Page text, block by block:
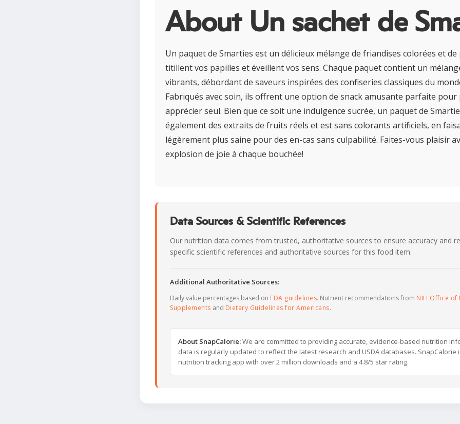
About Un sachet de
Un paquet de Smarties est un délicieux mélange de friandises colorées et
titillent vos papilles et éveillent vos sens. Chaque paquet contient un
vibrants, débordant de saveurs inspirées des confiseries classiques du
Fabriqués avec soin, ils offrent une option de snack amusante parfaite
apprécier seul. Bien que ce soit une indulgence sucrée, un paquet de
également des extraits de fruits réels et est sans colorants artificiels, en
légèrement plus saine pour des en-cas sans culpabilité. Faites-vous plaisir
explosion de joie à chaque bouchée!
Data Sources & Scientific References
Our nutrition data comes from trusted, authoritative sources to ensure accuracy and
specific scientific references and authoritative sources for this food item.
Additional Authoritative Sources:
Daily value percentages based on FDA guidelines. Nutrient recommendations from NIH Office of
Supplements and Dietary Guidelines for Americans.
About SnapCalorie:We are committed to providing accurate, evidence-based nutrition
data is regularly updated to reflect the latest research and USDA databases. SnapCalorie
nutrition tracking app with over 2 million downloads and a 4.8/5 star rating.